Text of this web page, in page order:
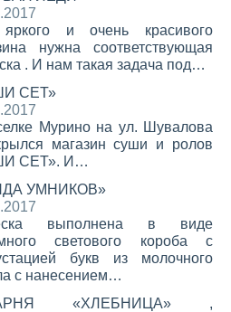
и очень красивого
нужна соответствующая
. И нам такая задача под…
СЕТ»
Мурино на ул. Шувалова
магазин суши и ролов
СЕТ». И…
УМНИКОВ»
выполнена в виде
светового короба с
букв из молочного
с нанесением…
«ХЛЕБНИЦА» ,